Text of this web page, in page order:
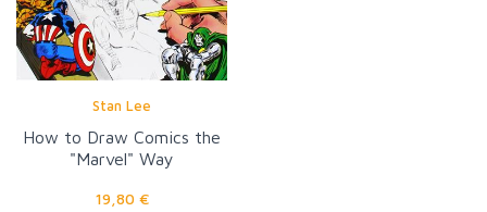
Stan Lee
How to Draw Comics the
"Marvel" Way
19,80 €